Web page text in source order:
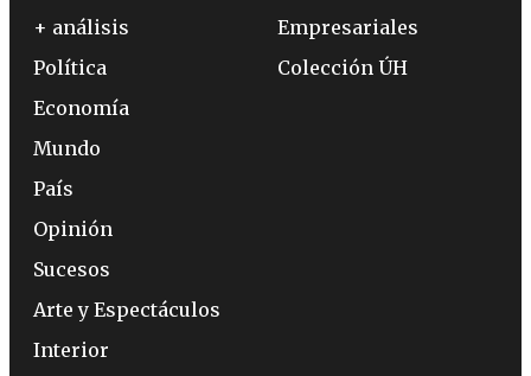
+ análisis
Política
Economía
Mundo
País
Opinión
Sucesos
Arte y Espectáculos
Interior
Empresariales
Colección ÚH